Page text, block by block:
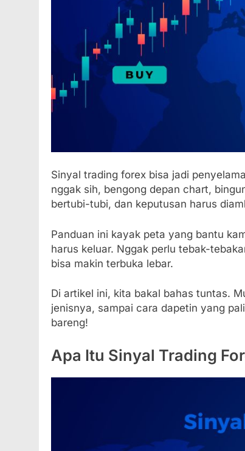
Sinyal trading forex bisa jadi
nggak sih, bengong depan chart,
bertubi-tubi, dan keputusan harus
Panduan ini kayak peta yang bantu
harus keluar. Nggak perlu tebak-
bisa makin terbuka lebar.
Di artikel ini, kita bakal bahas tuntas.
jenisnya, sampai cara dapetin yang
bareng!
Apa Itu Sinyal Trading